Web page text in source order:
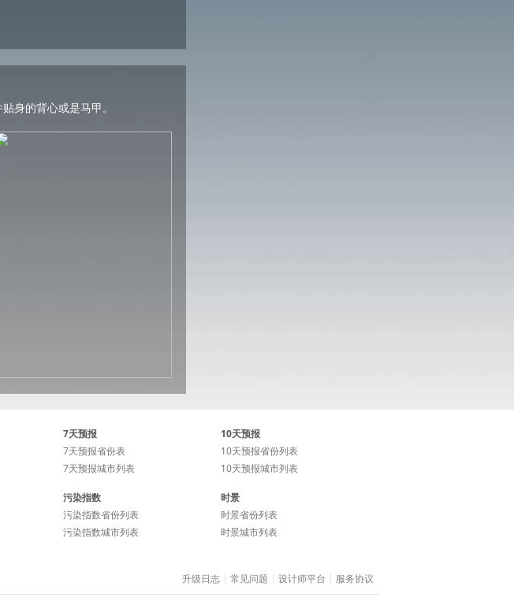
身的背心或是马甲。
7天预报
7天预报省份表
7天预报城市列表
10天预报
10天预报省份列表
10天预报城市列表
污染指数
污染指数省份列表
污染指数城市列表
时景
时景省份列表
时景城市列表
升级日志 常见问题 设计师平台 服务协议